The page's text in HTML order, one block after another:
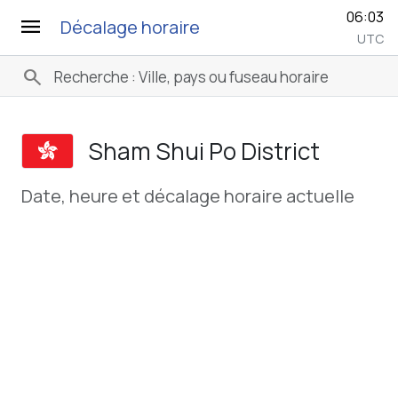
menu Décalage horaire 06:03
UTC
search
Sham Shui Po District
Date, heure et décalage horaire actuelle